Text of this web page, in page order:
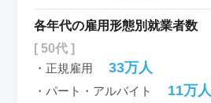
各年代の雇用形態別就業者数
[ 50代 ]
・正規雇用
33万人
・パート・アルバイト 11万人